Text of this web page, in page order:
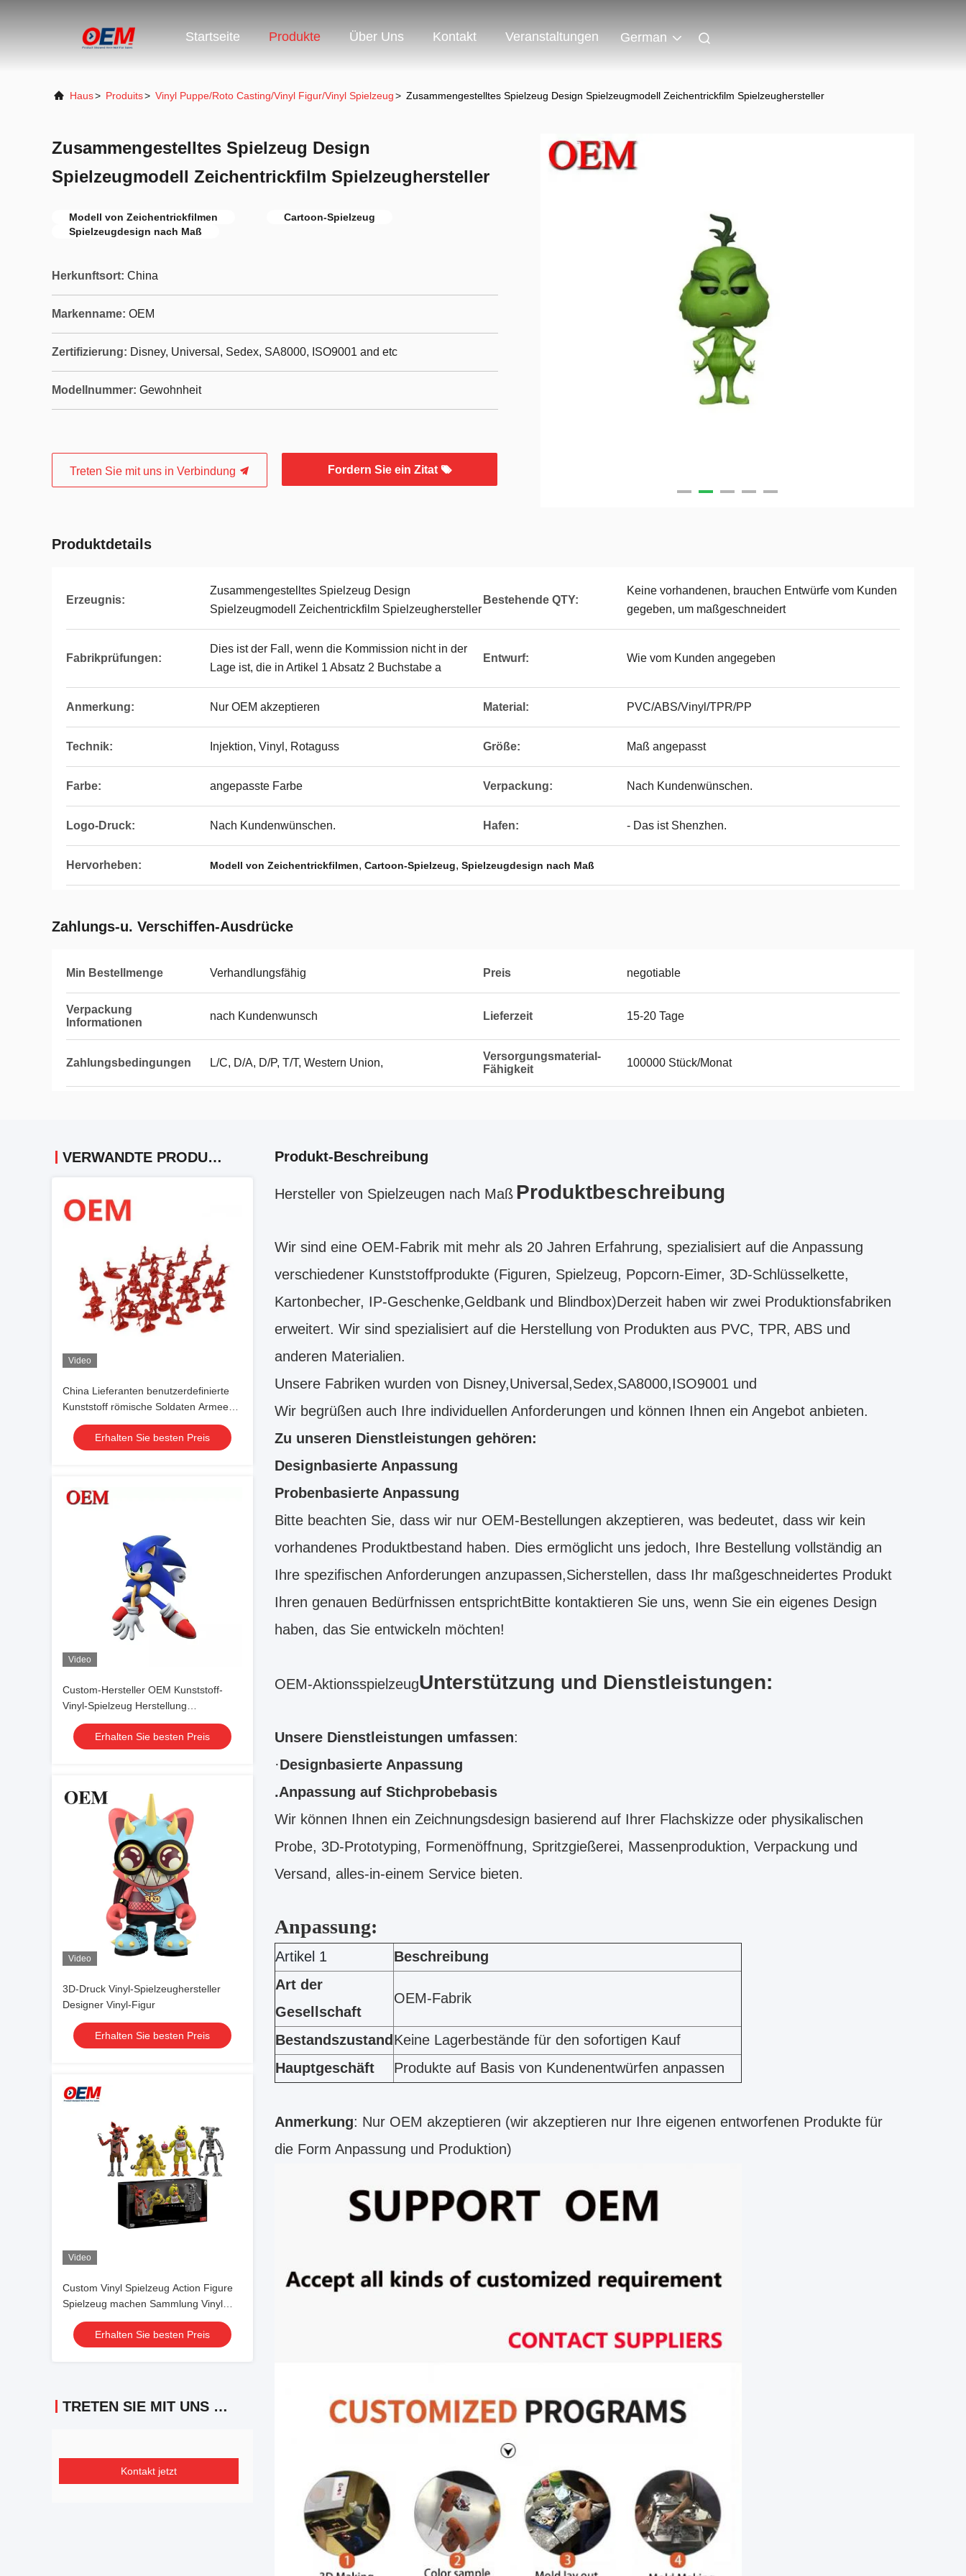
Startseite Produkte Über Uns Kontakt Veranstaltungen German
Haus> Produits> Vinyl Puppe/Roto Casting/Vinyl Figur/Vinyl Spielzeug> Zusammengestelltes Spielzeug Design Spielzeugmodell Zeichentrickfilm Spielzeughersteller
Zusammengestelltes Spielzeug Design
Spielzeugmodell Zeichentrickfilm Spielzeughersteller
Modell von Zeichentrickfilmen
Cartoon-Spielzeug
Spielzeugdesign nach Maß
Herkunftsort: China
Markenname: OEM
Zertifizierung: Disney, Universal, Sedex, SA8000, ISO9001 and etc
Modellnummer: Gewohnheit
Treten Sie mit uns in Verbindung Fordern Sie ein Zitat
Produktdetails
Erzeugnis:
Zusammengestelltes Spielzeug Design
Spielzeugmodell Zeichentrickfilm Spielzeughersteller
Bestehende QTY:
Keine vorhandenen, brauchen Entwürfe vom Kunden
gegeben, um maßgeschneidert
Fabrikprüfungen:
Dies ist der Fall, wenn die Kommission nicht in der
Lage ist, die in Artikel 1 Absatz 2 Buchstabe a
Entwurf: Wie vom Kunden angegeben
Anmerkung: Nur OEM akzeptieren Material: PVC/ABS/Vinyl/TPR/PP
Technik: Injektion, Vinyl, Rotaguss Größe: Maß angepasst
Farbe: angepasste Farbe Verpackung: Nach Kundenwünschen.
Logo-Druck: Nach Kundenwünschen. Hafen: - Das ist Shenzhen.
Hervorheben: Modell von Zeichentrickfilmen, Cartoon-Spielzeug, Spielzeugdesign nach Maß
Zahlungs-u. Verschiffen-Ausdrücke
Min Bestellmenge Verhandlungsfähig Preis negotiable
Verpackung
Informationen
nach Kundenwunsch Lieferzeit 15-20 Tage
Zahlungsbedingungen L/C, D/A, D/P, T/T, Western Union,
Versorgungsmaterial-
Fähigkeit
100000 Stück/Monat
VERWANDTE PRODUKTE
Video
China Lieferanten benutzerdefinierte
Kunststoff römische Soldaten Armee
Soldaten Spielzeug benutzerdefinierte
Figur
Erhalten Sie besten Preis
Video
Custom-Hersteller OEM Kunststoff-
Vinyl-Spielzeug Herstellung
kundenspezifische Action Figure
Erhalten Sie besten Preis
Video
3D-Druck Vinyl-Spielzeughersteller
Designer Vinyl-Figur
Erhalten Sie besten Preis
Video
Custom Vinyl Spielzeug Action Figure
Spielzeug machen Sammlung Vinyl
Puppen Spielzeug Modell Spielzeug
Erhalten Sie besten Preis
TRETEN SIE MIT UNS IN VERBINDUNG
Kontakt jetzt
Produkt-Beschreibung
Hersteller von Spielzeugen nach Maß Produktbeschreibung
Wir sind eine OEM-Fabrik mit mehr als 20 Jahren Erfahrung, spezialisiert auf die Anpassung
verschiedener Kunststoffprodukte (Figuren, Spielzeug, Popcorn-Eimer, 3D-Schlüsselkette,
Kartonbecher, IP-Geschenke,Geldbank und Blindbox)Derzeit haben wir zwei Produktionsfabriken
erweitert. Wir sind spezialisiert auf die Herstellung von Produkten aus PVC, TPR, ABS und
anderen Materialien.
Unsere Fabriken wurden von Disney,Universal,Sedex,SA8000,ISO9001 und
Wir begrüßen auch Ihre individuellen Anforderungen und können Ihnen ein Angebot anbieten.
Zu unseren Dienstleistungen gehören:
Designbasierte Anpassung
Probenbasierte Anpassung
Bitte beachten Sie, dass wir nur OEM-Bestellungen akzeptieren, was bedeutet, dass wir kein
vorhandenes Produktbestand haben. Dies ermöglicht uns jedoch, Ihre Bestellung vollständig an
Ihre spezifischen Anforderungen anzupassen,Sicherstellen, dass Ihr maßgeschneidertes Produkt
Ihren genauen Bedürfnissen entsprichtBitte kontaktieren Sie uns, wenn Sie ein eigenes Design
haben, das Sie entwickeln möchten!
OEM-AktionsspielzeugUnterstützung und Dienstleistungen:
Unsere Dienstleistungen umfassen:
·Designbasierte Anpassung
.Anpassung auf Stichprobebasis
Wir können Ihnen ein Zeichnungsdesign basierend auf Ihrer Flachskizze oder physikalischen
Probe, 3D-Prototyping, Formenöffnung, Spritzgießerei, Massenproduktion, Verpackung und
Versand, alles-in-einem Service bieten.
Anpassung:
Artikel 1
Beschreibung
Art der
Gesellschaft
OEM-Fabrik
Bestandszustand Keine Lagerbestände für den sofortigen Kauf
Hauptgeschäft
Produkte auf Basis von Kundenentwürfen anpassen
Anmerkung: Nur OEM akzeptieren (wir akzeptieren nur Ihre eigenen entworfenen Produkte für
die Form Anpassung und Produktion)